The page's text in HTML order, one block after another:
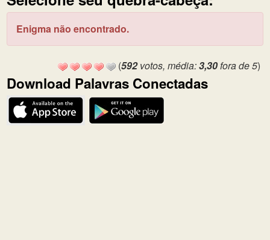
todas
letras
do
cabeça:
Enigma não encontrado.
(592votos, média:3,30fora de 5)
Download Palavras Conectadas